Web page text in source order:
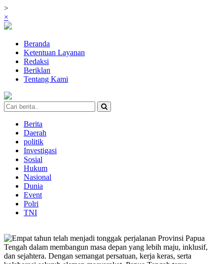
>
×
Beranda
Ketentuan Layanan
Redaksi
Beriklan
Tentang Kami
Berita
Daerah
politik
Investigasi
Sosial
Hukum
Nasional
Dunia
Event
Polri
TNI